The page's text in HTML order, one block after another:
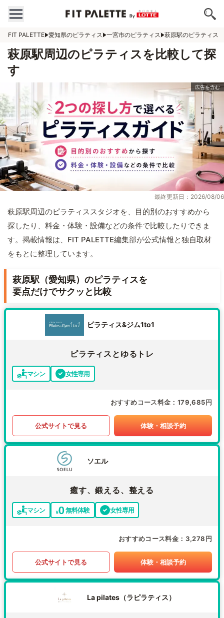
FIT PALETTE 愛知県のピラティス 一宮市のピラティス 萩原駅のピラティス
萩原駅周辺のピラティスを比較して探
す
最終更新日：2026/08/06
萩原駅周辺のピラティススタジオを、目的別のおすすめから
探したり、料金・体験・設備などの条件で比較したりできま
す。掲載情報は、FIT PALETTE編集部が公式情報と独自取材
をもとに整理しています。
萩原駅（愛知県）のピラティスを
要点だけでサクッと比較
ピラティス&ジム1to1
ピラティスとゆるトレ
マシン 女性専用
おすすめコース料金 179,685円
公式サイトで見る 体験・相談予約
ソエル
癒す、鍛える、整える
マシン 無料体験 女性専用
おすすめコース料金 3,278円
公式サイトで見る 体験・相談予約
La pilates（ラピラティス）